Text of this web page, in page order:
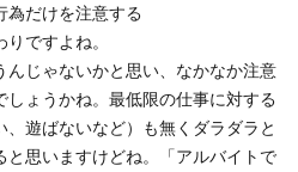
為だけを注意する
ですよね。
んじゃないかと思い、なかなか注意
ょうかね。最低限の仕事に対する
遊ばないなど）も無くダラダラと
思いますけどね。「アルバイトで